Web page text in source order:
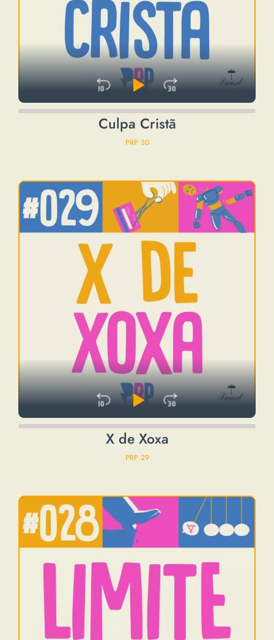
Audio
Skip Backward
Play Pause
Jump
Culpa Cristã
PRP 30
Audio
Skip Backward
Play Pause
Jump
X de Xoxa
PRP 29